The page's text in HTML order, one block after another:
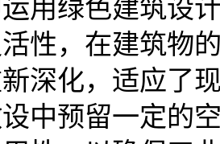
用绿色建筑设
性，在建筑物
深化，适应了
中预留一定的